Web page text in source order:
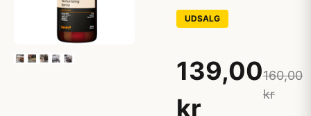
UDSALG
139,00
kr
160,00
kr